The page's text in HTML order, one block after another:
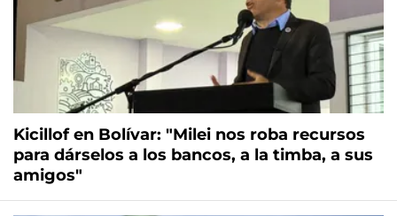
Kicillof en Bolívar: "Milei nos roba recursos
para dárselos a los bancos, a la timba, a sus
amigos"